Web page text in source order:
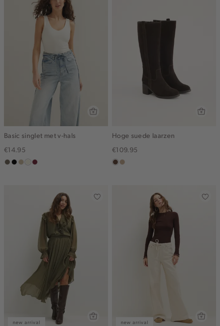
Basic singlet met v-hals
€14.95
middenbruin
zwartlichtzand
wit,bordeaux
Hoge suede laarzen
€109.95
donkerbruin
zand
new arrival new arrival